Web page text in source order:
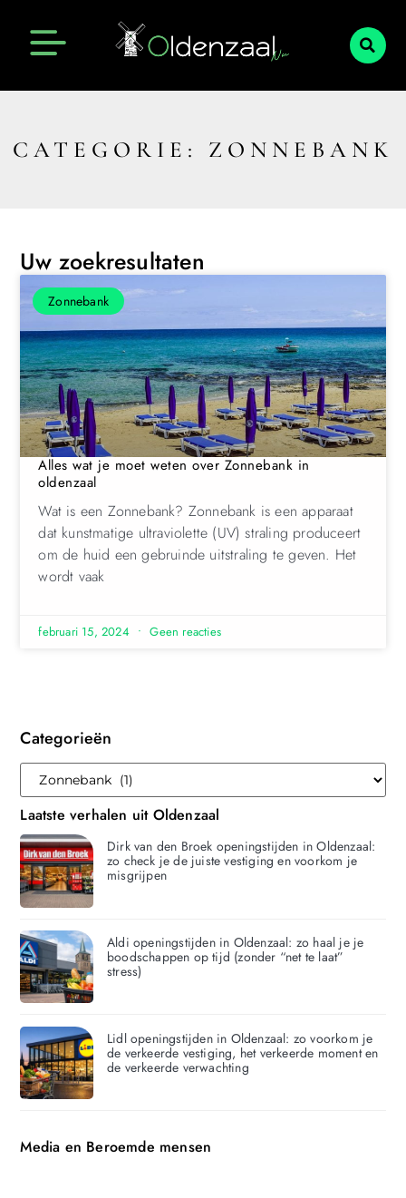
CATEGORIE: ZONNEBANK
Uw zoekresultaten
Zonnebank
Alles wat je moet weten over Zonnebank in
oldenzaal
Wat is een Zonnebank? Zonnebank is een apparaat
dat kunstmatige ultraviolette (UV) straling produceert
om de huid een gebruinde uitstraling te geven. Het
wordt vaak
februari 15, 2024 Geen reacties
Categorieën
Laatste verhalen uit Oldenzaal
Dirk van den Broek openingstijden in Oldenzaal:
zo check je de juiste vestiging en voorkom je
misgrijpen
Aldi openingstijden in Oldenzaal: zo haal je je
boodschappen op tijd (zonder “net te laat”
stress)
Lidl openingstijden in Oldenzaal: zo voorkom je
de verkeerde vestiging, het verkeerde moment en
de verkeerde verwachting
Media en Beroemde mensen